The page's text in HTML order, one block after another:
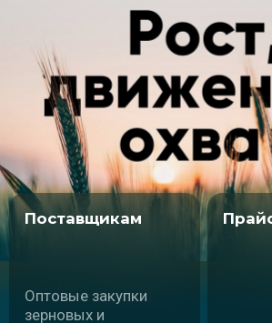
Политика обработки персональных данных
Карта сайта
Разработка и продвижение сайта - Traffic Guru